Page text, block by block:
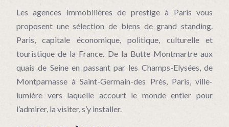
Les agences immobilières de prestige à Paris vous
proposent une sélection de biens de grand standing.
Paris, capitale économique, politique, culturelle et
touristique de la France. De la Butte Montmartre aux
quais de Seine en passant par les Champs-Elysées, de
Montparnasse à Saint-Germain-des Près, Paris, ville-
lumière vers laquelle accourt le monde entier pour
l’admirer, la visiter, s’y installer.